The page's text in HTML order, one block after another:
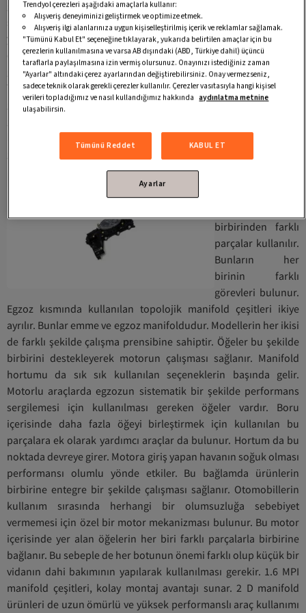
gerçekleştirmesi sağlanır. Aracınızın egzozunun düzgün bir
şekilde çalışması adına bu alanın belirli aralıklarla bakımının
yapılması gerekir. Gerekli adımlar takip edilmeli ve
değiştirilmesi gereken öğeler değiştirilmelidir. Değiştirmeniz
gereken borulardan biri alüminyum manifold çeşitlerine, siz de
Trendyol’u ziyaret ederek bu ürüne bakabilirsiniz. Farklı
görevler için tasarlanan modellere Trendyol’dan ulaşabilir ve
hem uygun fiyata alabilir hem de tamir işleminizi kolaylıkla
gerçekleştirebilirsiniz.
Egzoz Manifoldu Seçenekleri Nelerdir?
birbirinden farklı
parçalar kullanılır.
Bunların her
birinin farklı
görevleri bulunur.
Egzoz kısmında kullanılan topolojik manifold çeşitleri ikiye
ayrılır. Bunlar emme ve egzoz manifoldudur. Modellerin her ikisi
de farklı şekilde çalışma prensibine sahiptir. Öğeler bu şekilde
birbirini destekleyerek motorun çalışması sağlanır. Manifold
hortumu da sık sık kullanılan seçeneklerin başında gelir.
Motorlu araçlarda egzozun sistematik bir şekilde performans
sergilemesi için kullanılması gereken öğeler vardır. Boru
içerisinde daha fazla öğeyi birleştirmek için kullanılan bu
parçalara ek olarak yardımcı araçlar da bulunur. Hortum da bu
noktada devreye girer. Motora giriş yapan havanın soğuk olması
performansı olumlu yönde etkiler. Bu bağlamda ürünlerin
birbirine entegre bir şekilde çalışması sağlanır. Otomobillerin
kullanım sırasında herhangi bir olumsuzluğa sebebiyet
vermemesi için özel bir motor mekanizması bulunur. Bu motor
içerisinde yer alan öğelerin her biri farklı parçalarla birbirine
bağlanır. Bu sebeple de her botunun önemi farklı olup küçük bir
vidanın dahi bakımının yapılarak kullanılması gerekir. 1.6 MPI
manifold çeşitleri, kolay montaj avantajı sunar. 2 D manifold
ürünleri de uzun ömürlü ve yüksek performanslı araç kullanımı
Trendyol çerezleri aşağıdaki amaçlarla kullanır:
Alışveriş deneyiminizi geliştirmek ve optimize etmek.
Alışveriş ilgi alanlarınıza uygun kişiselleştirilmiş içerik ve reklamlar sağlamak.
"Tümünü Kabul Et" seçeneğine tıklayarak, yukarıda belirtilen amaçlar için bu
çerezlerin kullanılmasına ve varsa AB dışındaki (ABD, Türkiye dahil) üçüncü
taraflarla paylaşılmasına izin vermiş olursunuz. Onayınızı istediğiniz zaman
"Ayarlar" altındaki çerez ayarlarından değiştirebilirsiniz. Onay vermezseniz,
sadece teknik olarak gerekli çerezler kullanılır. Çerezler vasıtasıyla hangi kişisel
verileri topladığımız ve nasıl kullandığımız hakkında aydınlatma metnine
ulaşabilirsin.
Tümünü Reddet KABUL ET
Ayarlar